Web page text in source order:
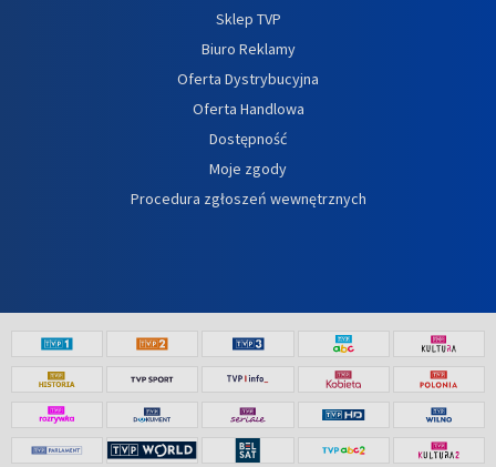
Sklep TVP
Biuro Reklamy
Oferta Dystrybucyjna
Oferta Handlowa
Dostępność
Moje zgody
Procedura zgłoszeń wewnętrznych